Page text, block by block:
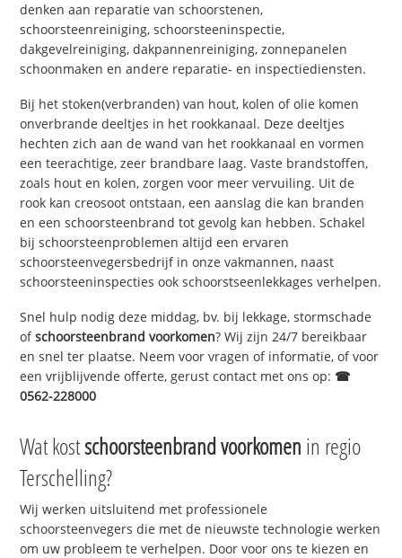
denken aan reparatie van schoorstenen,
schoorsteenreiniging, schoorsteeninspectie,
dakgevelreiniging, dakpannenreiniging, zonnepanelen
schoonmaken en andere reparatie- en inspectiediensten.
Bij het stoken(verbranden) van hout, kolen of olie komen
onverbrande deeltjes in het rookkanaal. Deze deeltjes
hechten zich aan de wand van het rookkanaal en vormen
een teerachtige, zeer brandbare laag. Vaste brandstoffen,
zoals hout en kolen, zorgen voor meer vervuiling. Uit de
rook kan creosoot ontstaan, een aanslag die kan branden
en een schoorsteenbrand tot gevolg kan hebben. Schakel
bij schoorsteenproblemen altijd een ervaren
schoorsteenvegersbedrijf in onze vakmannen, naast
schoorsteeninspecties ook schoorstseenlekkages verhelpen.
Snel hulp nodig deze middag, bv. bij lekkage, stormschade
ofschoorsteenbrand voorkomen? Wij zijn 24/7 bereikbaar
en snel ter plaatse. Neem voor vragen of informatie, of voor
een vrijblijvende offerte, gerust contact met ons op: ☎
0562-228000
Wat kostschoorsteenbrand voorkomen in regio
Terschelling?
Wij werken uitsluitend met professionele
schoorsteenvegers die met de nieuwste technologie werken
om uw probleem te verhelpen. Door voor ons te kiezen en